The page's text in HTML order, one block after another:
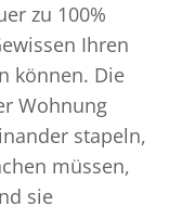
zu 100%
Ihren
können. Die
Wohnung
stapeln,
müssen,
sie